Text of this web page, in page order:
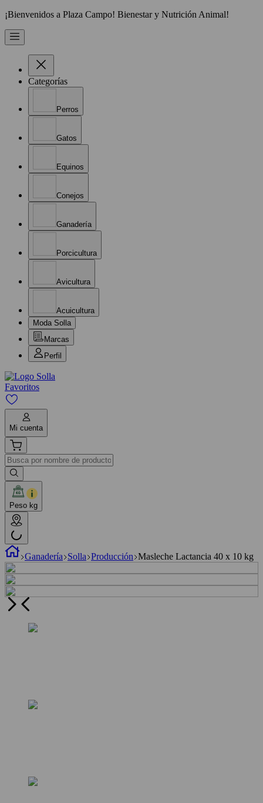
¡Bienvenidos a Plaza Campo! Bienestar y Nutrición Animal!
Categorías
Perros
Gatos
Equinos
Conejos
Ganadería
Porcicultura
Avicultura
Acuicultura
Moda Solla
Marcas
Perfil
Favoritos
Mi cuenta
Peso kg
Ganadería Solla Producción Masleche Lactancia 40 x 10 kg